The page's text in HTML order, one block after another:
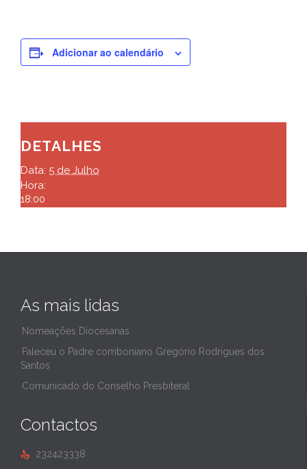
Adicionar ao calendário
DETALHES
Data: 5 de Julho
Hora:
18:00
As mais lidas
Nomeações Diocesanas
Faleceu o Padre comboniano Gregório Rodrigues dos
Santos
Comunicado do Conselho Presbiteral
Contactos
 232423338